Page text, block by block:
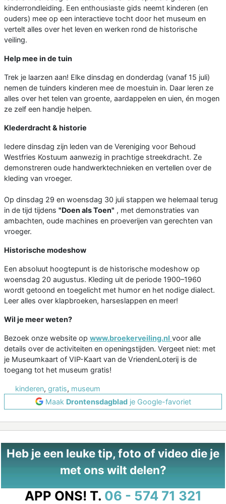
kinderrondleiding. Een enthousiaste gids neemt kinderen (en
ouders) mee op een interactieve tocht door het museum en
vertelt alles over het leven en werken rond de historische
veiling.
Help mee in de tuin
Trek je laarzen aan! Elke dinsdag en donderdag (vanaf 15 juli)
nemen de tuinders kinderen mee de moestuin in. Daar leren ze
alles over het telen van groente, aardappelen en uien, én mogen
ze zelf een handje helpen.
Klederdracht & historie
Iedere dinsdag zijn leden van de Vereniging voor Behoud
Westfries Kostuum aanwezig in prachtige streekdracht. Ze
demonstreren oude handwerktechnieken en vertellen over de
kleding van vroeger.
Op dinsdag 29 en woensdag 30 juli stappen we helemaal terug
in de tijd tijdens "Doen als Toen" , met demonstraties van
ambachten, oude machines en proeverijen van gerechten van
vroeger.
Historische modeshow
Een absoluut hoogtepunt is de historische modeshow op
woensdag 20 augustus. Kleding uit de periode 1900–1960
wordt getoond en toegelicht met humor en het nodige dialect.
Leer alles over klapbroeken, harseslappen en meer!
Wil je meer weten?
Bezoek onze website op www.broekerveiling.nl voor alle
details over de activiteiten en openingstijden. Vergeet niet: met
je Museumkaart of VIP-Kaart van de VriendenLoterij is de
toegang tot het museum gratis!
kinderen, gratis, museum
Maak Drontensdagbladje Google-favoriet
Heb je een leuke tip, foto of video die je
met ons wilt delen?
APP ONS! T. 06 - 574 71 321